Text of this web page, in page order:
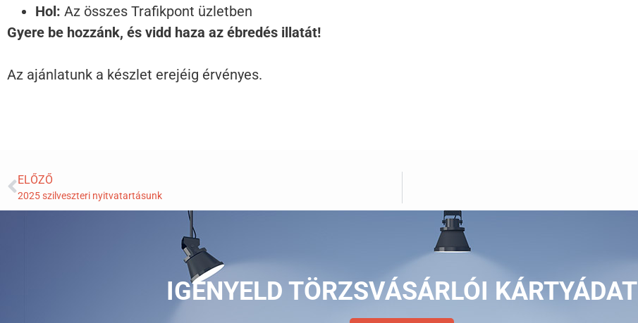
Hol: Az összes Trafikpont üzletben
Gyere be hozzánk, és vidd haza az ébredés illatát!
Az ajánlatunk a készlet erejéig érvényes.
ELŐZŐ
2025 szilveszteri nyitvatartásunk
IGÉNYELD TÖRZSVÁSÁRLÓI KÁRTYÁDAT